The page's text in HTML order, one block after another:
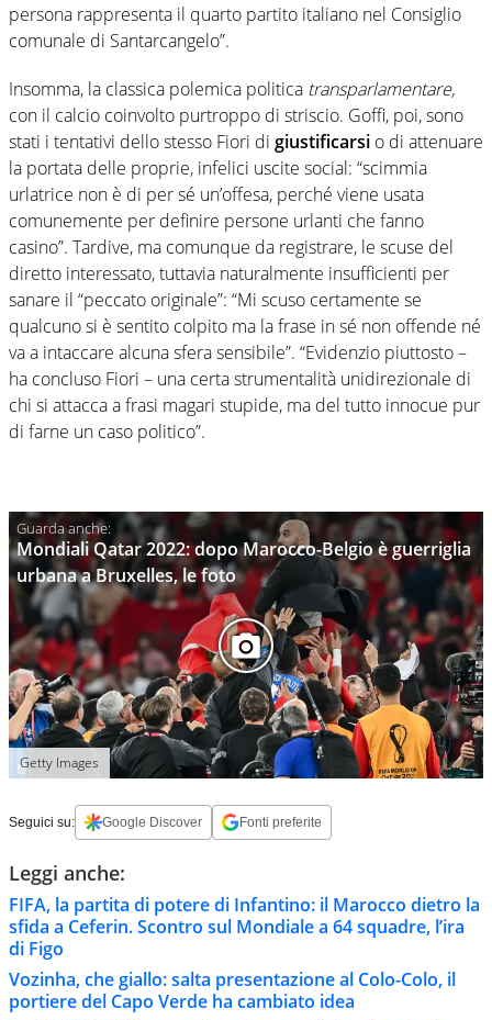
persona rappresenta il quarto partito italiano nel Consiglio
comunale di Santarcangelo”.
Insomma, la classica polemica politica transparlamentare,
con il calcio coinvolto purtroppo di striscio. Goffi, poi, sono
stati i tentativi dello stesso Fiori di giustificarsi o di attenuare
la portata delle proprie, infelici uscite social: “scimmia
urlatrice non è di per sé un’offesa, perché viene usata
comunemente per definire persone urlanti che fanno
casino”. Tardive, ma comunque da registrare, le scuse del
diretto interessato, tuttavia naturalmente insufficienti per
sanare il “peccato originale”: “Mi scuso certamente se
qualcuno si è sentito colpito ma la frase in sé non offende né
va a intaccare alcuna sfera sensibile”. “Evidenzio piuttosto –
ha concluso Fiori – una certa strumentalità unidirezionale di
chi si attacca a frasi magari stupide, ma del tutto innocue pur
di farne un caso politico”.
Mondiali Qatar 2022: dopo Marocco-Belgio è guerriglia
urbana a Bruxelles, le foto
Getty Images
Seguici su: Google Discover Fonti preferite
Leggi anche:
FIFA, la partita di potere di Infantino: il Marocco dietro la
sfida a Ceferin. Scontro sul Mondiale a 64 squadre, l’ira
di Figo
Vozinha, che giallo: salta presentazione al Colo-Colo, il
portiere del Capo Verde ha cambiato idea